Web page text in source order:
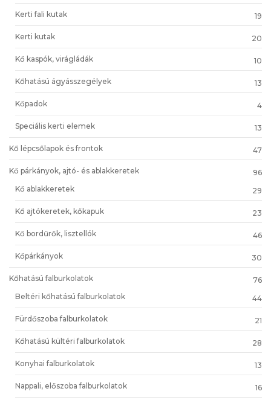
Kerti fali kutak 19
Kerti kutak 20
Kő kaspók, virágládák 10
Kőhatású ágyásszegélyek 13
Kőpadok 4
Speciális kerti elemek 13
Kő lépcsőlapok és frontok 47
Kő párkányok, ajtó- és ablakkeretek
96
Kő ablakkeretek
29
Kő ajtókeretek, kőkapuk 23
Kő bordűrők, lisztellók 46
Kőpárkányok 30
Kőhatású falburkolatok
76
Beltéri kőhatású falburkolatok
44
Fürdőszoba falburkolatok 21
Kőhatású kültéri falburkolatok 28
Konyhai falburkolatok 13
Nappali, előszoba falburkolatok 16